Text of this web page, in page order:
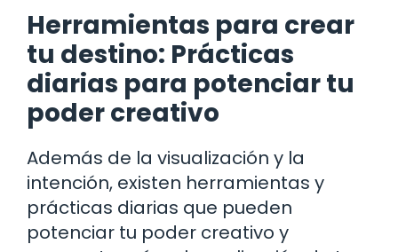
Herramientas para crear
tu destino: Prácticas
diarias para potenciar tu
poder creativo
Además de la visualización y la
intención, existen herramientas y
prácticas diarias que pueden
potenciar tu poder creativo y